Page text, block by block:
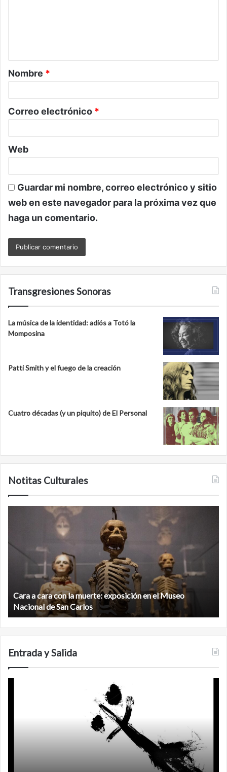
a
r
o
*
Nombre *
Correo electrónico *
Web
Guardar mi nombre, correo electrónico y sitio
web en este navegador para la próxima vez que
haga un comentario.
Transgresiones Sonoras
La música de la identidad: adiós a Totó la
Momposina
Patti Smith y el fuego de la creación
Cuatro décadas (y un piquito) de El Personal
Notitas Culturales
con
muerte:
exposición
el
Museo
Nacional
de
San
Carlos
Cara a cara con la muerte: exposición en el Museo
Nacional de San Carlos
Entrada y Salida